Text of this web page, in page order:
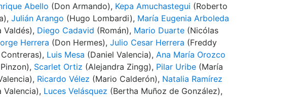
Abello (Don Armando), Kepa Amuchastegui (Roberto
Julián Arango (Hugo Lombardi), María Eugenia Arboleda
Valdés), Diego Cadavid (Román), Mario Duarte (Nicólas
Herrera (Don Hermes), Julio Cesar Herrera (Freddy
Luis Mesa (Daniel Valencia), Ana María Orozco
Scarlet Ortiz (Alejandra Zingg), Pilar Uribe (María
Ricardo Vélez (Mario Calderón), Natalia Ramírez
Valencia), Luces Velásquez (Bertha Muñoz de González),